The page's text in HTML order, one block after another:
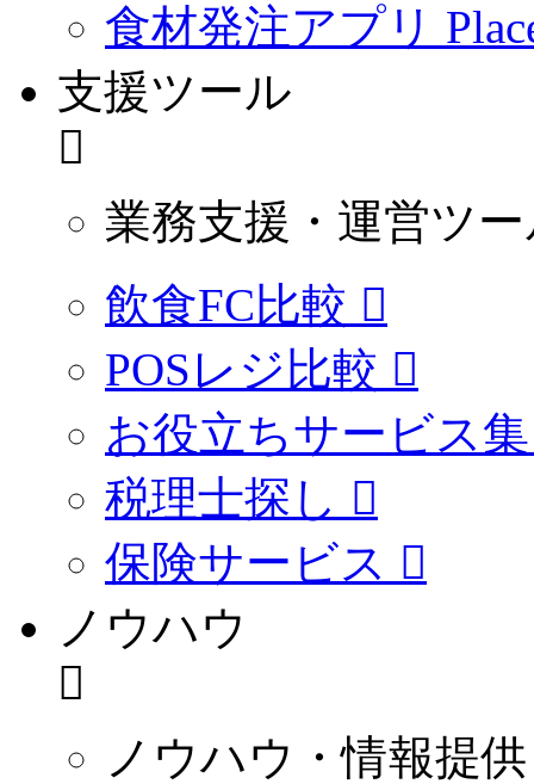
食材発注アプリ
支援ツール
業務支援・運営ツ
飲食FC比較
POSレジ比較
お役立ちサービス集
税理士探し
保険サービス
ノウハウ
ノウハウ・情報提供